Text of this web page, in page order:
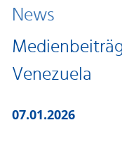
News
Venezuela
07.01.2026